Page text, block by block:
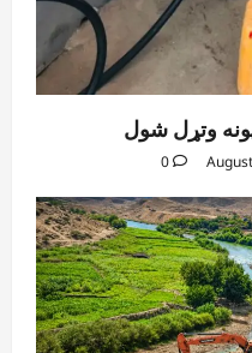
وتړل شول
0